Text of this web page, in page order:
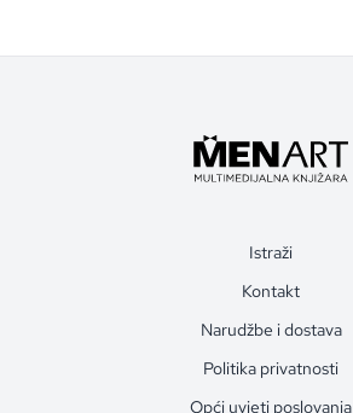
Istraži
Kontakt
Narudžbe i dostava
Politika privatnosti
Opći uvjeti poslovanja